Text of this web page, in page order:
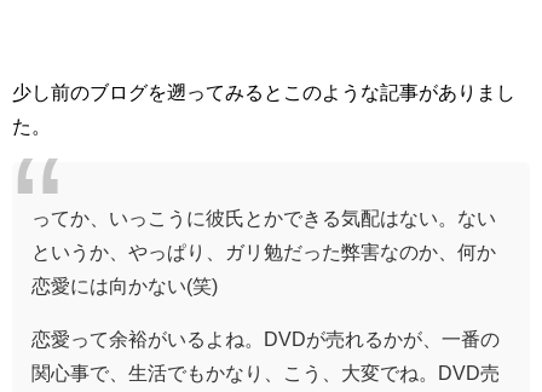
少し前のブログを遡ってみるとこのような記事がありまし
た。
ってか、いっこうに彼氏とかできる気配はない。ない
というか、やっぱり、ガリ勉だった弊害なのか、何か
恋愛には向かない(笑)
恋愛って余裕がいるよね。DVDが売れるかが、一番の
関心事で、生活でもかなり、こう、大変でね。DVD売